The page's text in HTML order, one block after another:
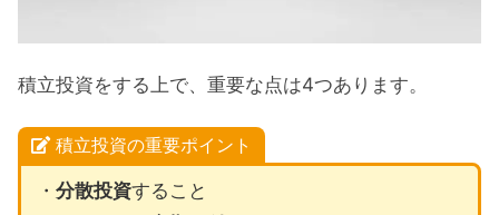
積立投資をする上で、重要な点は4つあります。
積立投資の重要ポイント
・ 分散投資すること